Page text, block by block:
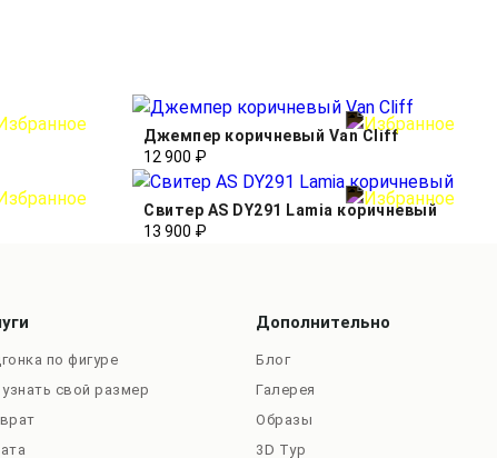
Джемпер коричневый Van Cliff
12 900 ₽
Свитер AS DY291 Lamia коричневый
13 900 ₽
по фигуре
свой размер
Дополнительно
Блог
Галерея
Образы
3D Тур